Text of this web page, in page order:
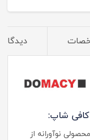
شاپ:
نوآورانه از